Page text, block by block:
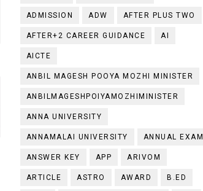
ADMISSION ADW AFTER PLUS TWO
AFTER+2 CAREER GUIDANCE AI
AICTE
ANBIL MAGESH POOYA MOZHI MINISTER
ANBILMAGESHPOIYAMOZHIMINISTER
ANNA UNIVERSITY
ANNAMALAI UNIVERSITY ANNUAL EXAM
ANSWER KEY APP ARIVOM
ARTICLE ASTRO AWARD B.ED